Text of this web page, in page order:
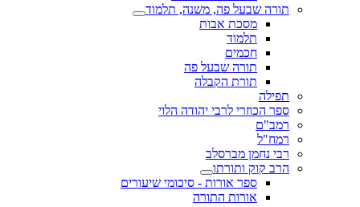
תורה שבעל פה, משנה, תלמוד
מסכת אבות
תלמוד
חכמים
תורה שבעל פה
תורת הקבלה
תפילה
ספר הכוזרי לרבי יהודה הלוי
רמב"ם
רמח"ל
רבי נחמן מברסלב
הרב קוק ותורתו
ספר אורות - סיכומי שיעורים
אורות התורה